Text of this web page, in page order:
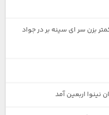
بزن سر ای سینه بر در جواد
نینوا اربعین آمد